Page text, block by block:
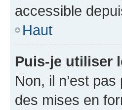
accessible
Haut
Puis-je utiliser
Non, il n’est
des mises en